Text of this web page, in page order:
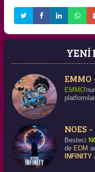
YENİ
EMMO
NOES
Besteci
de EDM
INFINITY